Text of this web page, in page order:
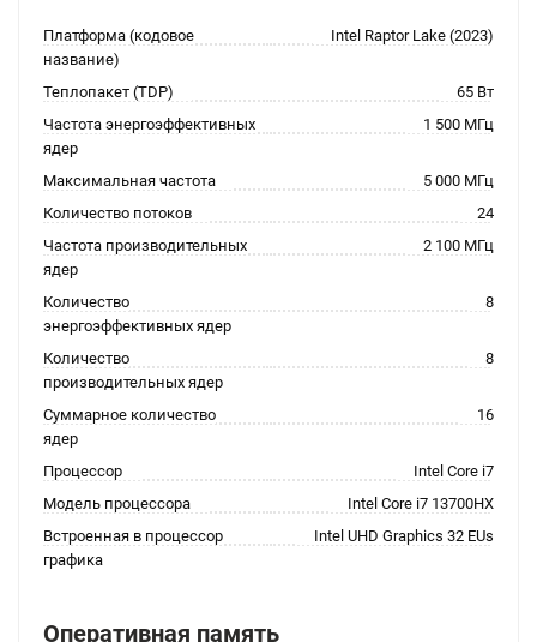
Платформа (кодовое
название)
Intel Raptor Lake (2023)
Теплопакет (TDP)
65 Вт
Частота энергоэффективных
ядер
1 500 МГц
Максимальная частота
5 000 МГц
Количество потоков
24
Частота производительных
ядер
2 100 МГц
Количество
энергоэффективных ядер
8
Количество
производительных ядер
8
Суммарное количество
ядер
16
Процессор
Intel Core i7
Модель процессора
Intel Core i7 13700HX
Встроенная в процессор
графика
Intel UHD Graphics 32 EUs
Оперативная память